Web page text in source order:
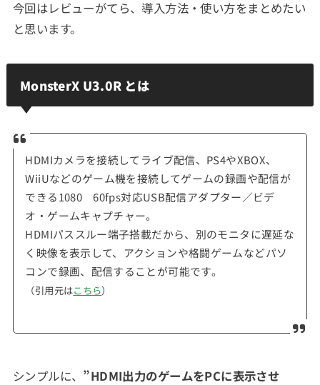
今回はレビューがてら、導入方法・使い方をまとめたい
と思います。
MonsterX U3.0R とは
HDMIカメラを接続してライブ配信、PS4やXBOX、
WiiUなどのゲーム機を接続してゲームの録画や配信が
できる1080 60fps対応USB配信アダプター／ビデ
オ・ゲームキャプチャー。
HDMIパススルー端子搭載だから、別のモニタに遅延な
く映像を表示して、アクションや格闘ゲームなどパソ
コンで録画、配信することが可能です。
（引用元はこちら）
シンプルに、 ”HDMI出力のゲームをPCに表示させ